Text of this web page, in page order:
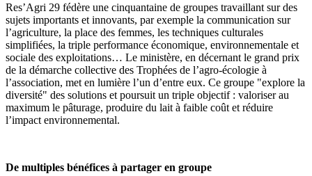
Res’Agri 29 fédère une cinquantaine de groupes travaillant sur des
sujets importants et innovants, par exemple la communication sur
l’agriculture, la place des femmes, les techniques culturales
simplifiées, la triple performance économique, environnementale et
sociale des exploitations… Le ministère, en décernant le grand prix
de la démarche collective des Trophées de l’agro-écologie à
l’association, met en lumière l’un d’entre eux. Ce groupe "explore la
diversité" des solutions et poursuit un triple objectif : valoriser au
maximum le pâturage, produire du lait à faible coût et réduire
l’impact environnemental.
De multiples bénéfices à partager en groupe